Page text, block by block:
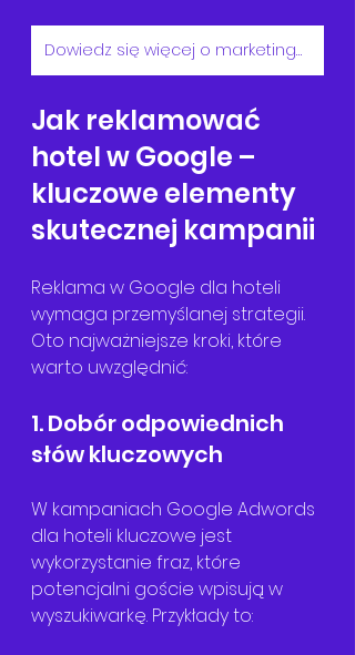
Dowiedz się więcej o marketingu dla hoteli
Jak reklamować
hotel w Google –
kluczowe elementy
skutecznej kampanii
Reklama w Google dla hoteli
wymaga przemyślanej strategii.
Oto najważniejsze kroki, które
warto uwzględnić:
1. Dobór odpowiednich
słów kluczowych
W kampaniach Google Adwords
dla hoteli kluczowe jest
wykorzystanie fraz, które
potencjalni goście wpisują w
wyszukiwarkę. Przykłady to: